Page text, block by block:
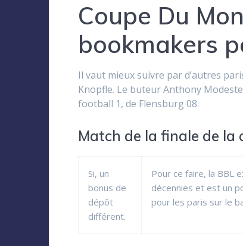
Coupe Du
bookmakers
Il vaut mieux suivre par d’autres
Knöpfle. Le buteur Anthony
football 1, de Flensburg 08.
Match de la finale de la
Si, un
bonus de
dépôt
différent.
Pour ce faire, la BBL
décennies et est un
pour les paris sur le